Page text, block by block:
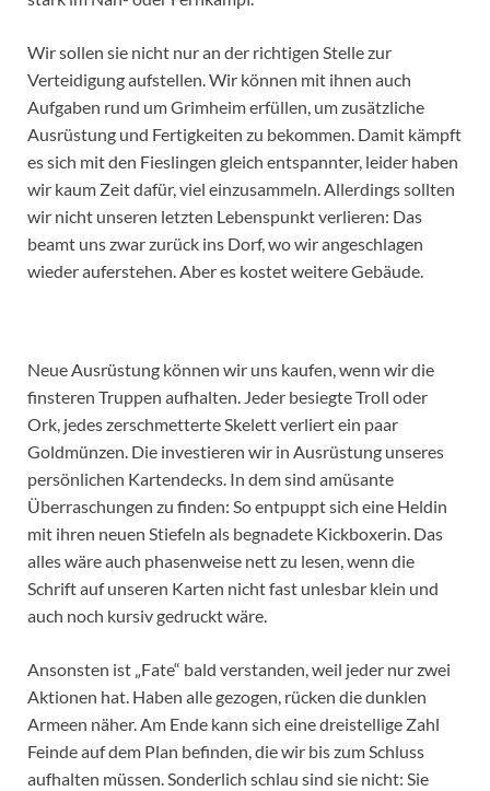
Wir sollen sie nicht nur an der richtigen Stelle zur
Verteidigung aufstellen. Wir können mit ihnen auch
Aufgaben rund um Grimheim erfüllen, um zusätzliche
Ausrüstung und Fertigkeiten zu bekommen. Damit kämpft
es sich mit den Fieslingen gleich entspannter, leider haben
wir kaum Zeit dafür, viel einzusammeln. Allerdings sollten
wir nicht unseren letzten Lebenspunkt verlieren: Das
beamt uns zwar zurück ins Dorf, wo wir angeschlagen
wieder auferstehen. Aber es kostet weitere Gebäude.
Neue Ausrüstung können wir uns kaufen, wenn wir die
finsteren Truppen aufhalten. Jeder besiegte Troll oder
Ork, jedes zerschmetterte Skelett verliert ein paar
Goldmünzen. Die investieren wir in Ausrüstung unseres
persönlichen Kartendecks. In dem sind amüsante
Überraschungen zu finden: So entpuppt sich eine Heldin
mit ihren neuen Stiefeln als begnadete Kickboxerin. Das
alles wäre auch phasenweise nett zu lesen, wenn die
Schrift auf unseren Karten nicht fast unlesbar klein und
auch noch kursiv gedruckt wäre.
Ansonsten ist „Fate“ bald verstanden, weil jeder nur zwei
Aktionen hat. Haben alle gezogen, rücken die dunklen
Armeen näher. Am Ende kann sich eine dreistellige Zahl
Feinde auf dem Plan befinden, die wir bis zum Schluss
aufhalten müssen. Sonderlich schlau sind sie nicht: Sie